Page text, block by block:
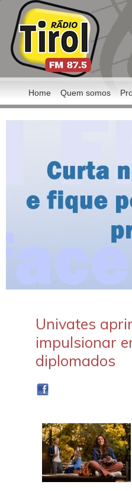
Home Quem somos
Univates
impulsionar
diplomados